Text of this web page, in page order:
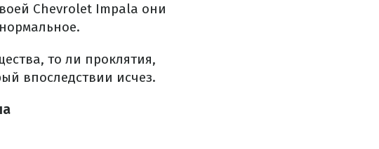
Chevrolet Impala они
то ли проклятия,
впоследствии исчез.